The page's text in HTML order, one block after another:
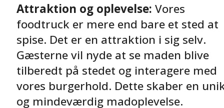
Attraktion og oplevelse: Vores
foodtruck er mere end bare et sted at
spise. Det er en attraktion i sig selv.
Gæsterne vil nyde at se maden blive
tilberedt på stedet og interagere med
vores burgerhold. Dette skaber en
og mindeværdig madoplevelse.